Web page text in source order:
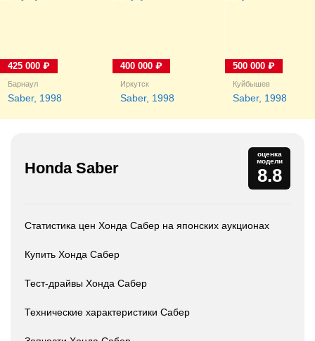
Барнаул
Saber, 1998
425 000 ₽
Иркутск
Saber, 1998
400 000 ₽
Куйбышев
Saber, 1998
500 000 ₽
Honda Saber
оценка
модели
8.8
Статистика цен Хонда Сабер на японских аукционах
Купить Хонда Сабер
Тест-драйвы Хонда Сабер
Технические характеристики Сабер